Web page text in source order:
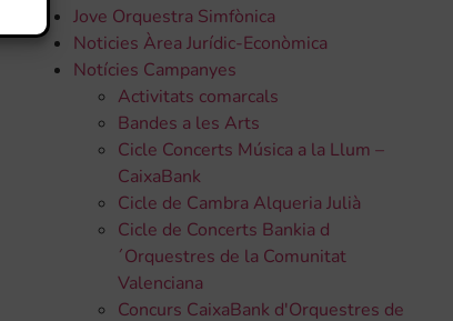
Jove Orquestra Simfònica
Noticies Àrea Jurídic-Econòmica
Notícies Campanyes
Activitats comarcals
Bandes a les Arts
Cicle Concerts Música a la Llum –
CaixaBank
Cicle de Cambra Alqueria Julià
Cicle de Concerts Bankia d
´Orquestres de la Comunitat
Valenciana
Concurs CaixaBank d'Orquestres de